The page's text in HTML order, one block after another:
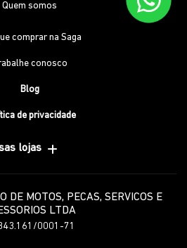
Quem somos
comprar na Saga
conosco
Blog
de privacidade
lojas
DE MOTOS, PECAS, SERVICOS E
LTDA
0001-71